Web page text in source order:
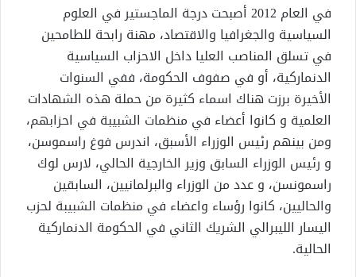
في العام 2012 أصبحت درجة الماجستير في العلوم
السياسية والجغرافيا والاقتصاد، مهنة رابحة للطامحين
في تسلق المناصب العليا داخل الاحزاب السياسية
الدنماركية، أو في صفوف الحكومة، ففي السنوات
الأخيرة برزت هناك اسماء كثيرة من حملة هذه الشهادات
العلمية و كانوا أعضاء في منظمات الشبيبة في احزابهم،
ومن بينهم رئيس الوزراء الأسبق، اندرس فوغ راسموسن،
و رئيس الوزراء السابق وزير الخارجية الحالي، لارس لوك
راسمونسن، و عدد من الوزراء والبرلمانيين، السابقين
والحاليين، كانوا رؤساء واعضاء في منظمات الشبيبة لحزب
اليسار الليبرالي الشريك الثاني في الحكومة الدنماركية
الحالية.